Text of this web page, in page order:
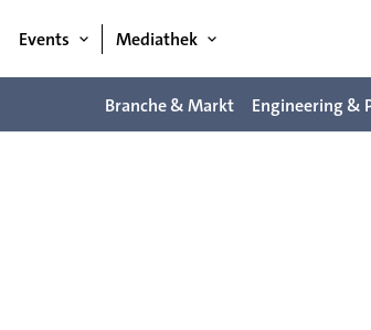
Events Mediathek
Branche & Markt Engineering &